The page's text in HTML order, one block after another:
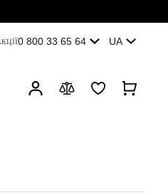
0 800 33 65 64 UA